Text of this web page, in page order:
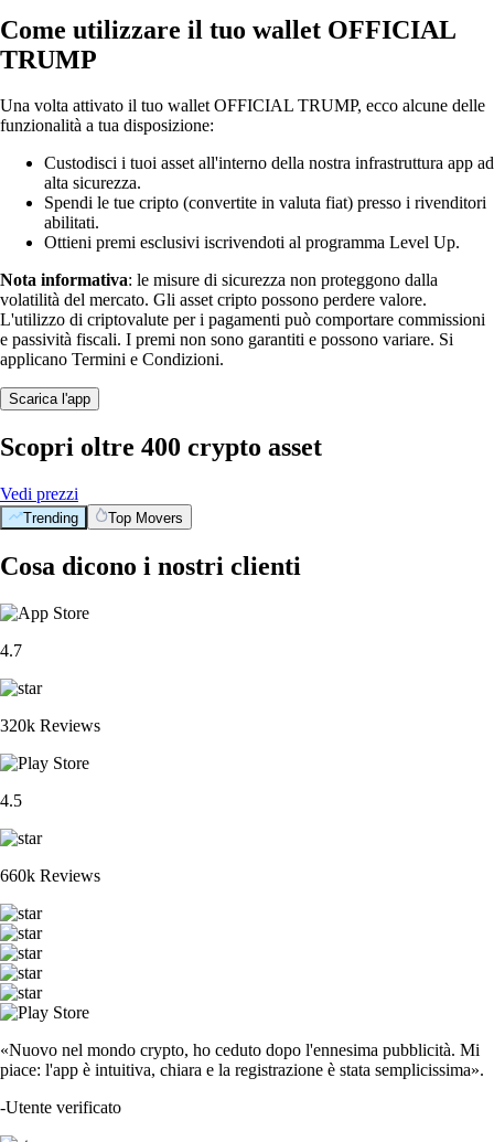
Come utilizzare il tuo wallet OFFICIAL
TRUMP
Una volta attivato il tuo wallet OFFICIAL TRUMP, ecco alcune delle
funzionalità a tua disposizione:
Custodisci i tuoi asset all'interno della nostra infrastruttura app ad
alta sicurezza.
Spendi le tue cripto (convertite in valuta fiat) presso i rivenditori
abilitati.
Ottieni premi esclusivi iscrivendoti al programma Level Up.
Nota informativa: le misure di sicurezza non proteggono dalla
volatilità del mercato. Gli asset cripto possono perdere valore.
L'utilizzo di criptovalute per i pagamenti può comportare commissioni
e passività fiscali. I premi non sono garantiti e possono variare. Si
applicano Termini e Condizioni.
Scarica l'app
Scopri oltre 400 crypto asset
Vedi prezzi
Trending Top Movers
Cosa dicono i nostri clienti
4.7
320k Reviews
4.5
660k Reviews
«Nuovo nel mondo crypto, ho ceduto dopo l'ennesima pubblicità. Mi
piace: l'app è intuitiva, chiara e la registrazione è stata semplicissima».
-Utente verificato